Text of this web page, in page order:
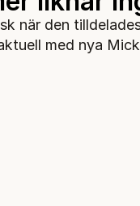
när den
med nya